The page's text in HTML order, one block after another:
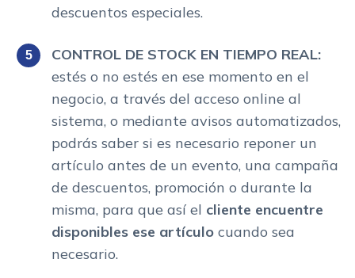
descuentos especiales.
CONTROL DE STOCK EN TIEMPO REAL:
estés o no estés en ese momento en el
negocio, a través del acceso online al
sistema, o mediante avisos automatizados,
podrás saber si es necesario reponer un
artículo antes de un evento, una campaña
de descuentos, promoción o durante la
misma, para que así el cliente encuentre
disponibles ese artículo cuando sea
necesario.